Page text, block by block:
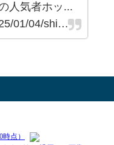
人気者ホッ...
01/04/shi…